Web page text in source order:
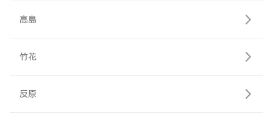
高島
竹花
反原